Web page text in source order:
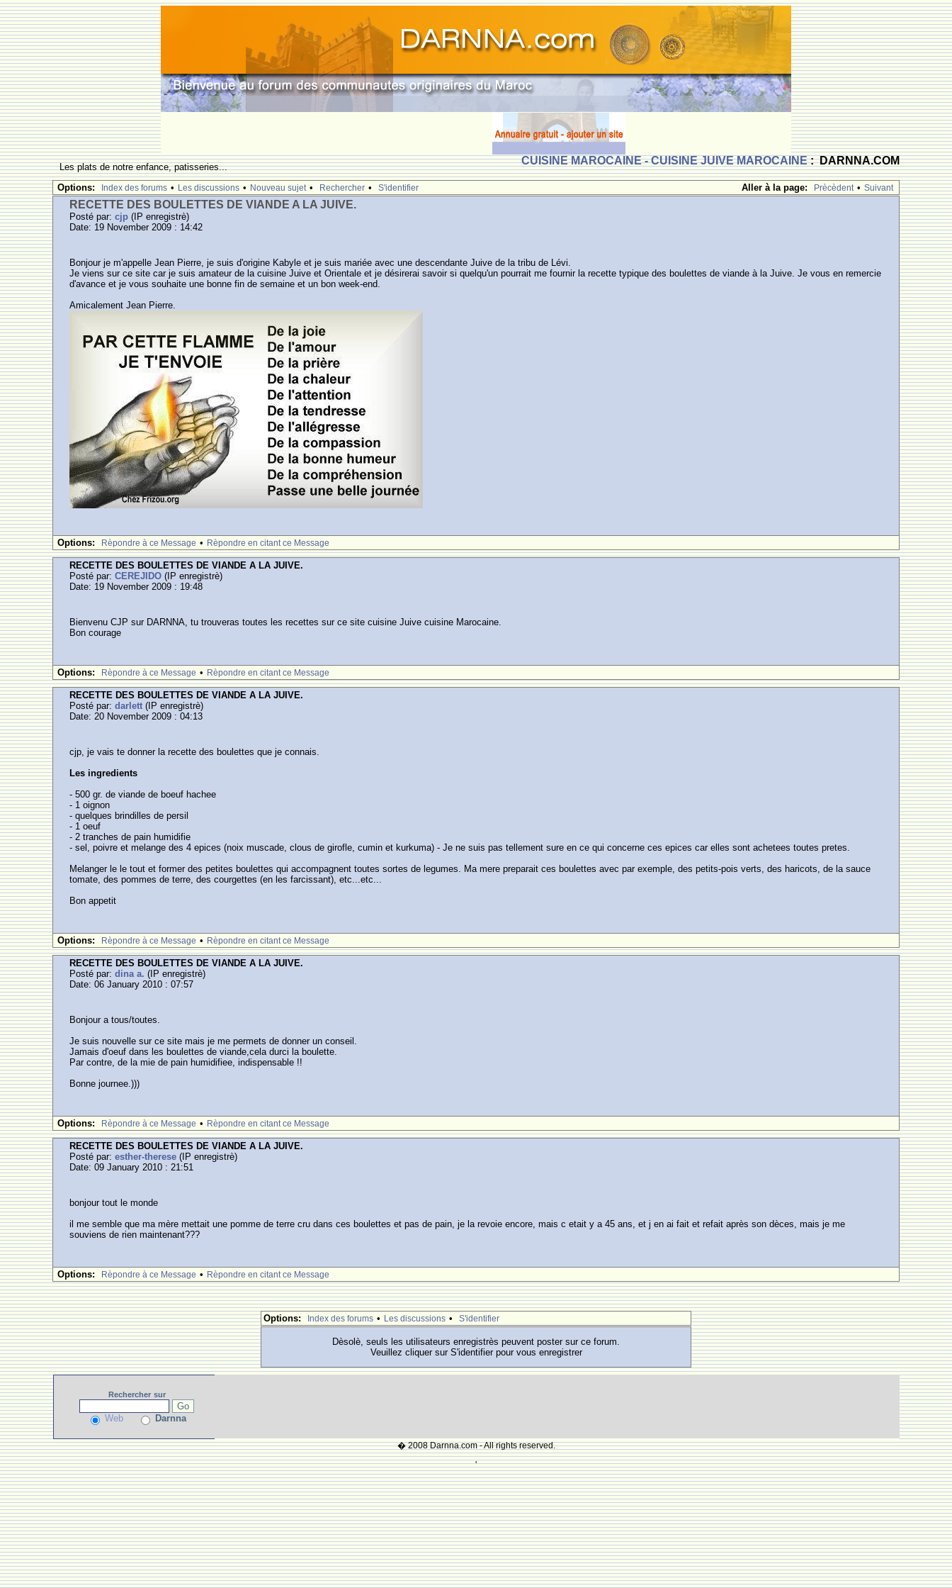
CUISINE MAROCAINE - CUISINE JUIVE MAROCAINE: DARNNA.COM
Les plats de notre enfance, patisseries...
Aller à la page:
Prècèdent • Suivant
Options: Index des forums • Les discussions • Nouveau sujet • Rechercher • S'identifier
RECETTE DES BOULETTES DE VIANDE A LA JUIVE.
Posté par:cjp (IP enregistrè)
Date: 19 November 2009 : 14:42
Bonjour je m'appelle Jean Pierre, je suis d'origine Kabyle et je suis mariée avec une descendante Juive de la tribu de Lévi.
Je viens sur ce site car je suis amateur de la cuisine Juive et Orientale et je désirerai savoir si quelqu'un pourrait me fournir la recette typique des boulettes de viande à la Juive. Je vous en remercie
d'avance et je vous souhaite une bonne fin de semaine et un bon week-end.
Amicalement Jean Pierre.
Options: Rèpondre à ce Message • Rèpondre en citant ce Message
RECETTE DES BOULETTES DE VIANDE A LA JUIVE.
Posté par:CEREJIDO (IP enregistrè)
Date: 19 November 2009 : 19:48
Bienvenu CJP sur DARNNA, tu trouveras toutes les recettes sur ce site cuisine Juive cuisine Marocaine.
Bon courage
Options: Rèpondre à ce Message • Rèpondre en citant ce Message
RECETTE DES BOULETTES DE VIANDE A LA JUIVE.
Posté par:darlett (IP enregistrè)
Date: 20 November 2009 : 04:13
cjp, je vais te donner la recette des boulettes que je connais.
Les ingredients
- 500 gr. de viande de boeuf hachee
- 1 oignon
- quelques brindilles de persil
- 1 oeuf
- 2 tranches de pain humidifie
- sel, poivre et melange des 4 epices (noix muscade, clous de girofle, cumin et kurkuma) - Je ne suis pas tellement sure en ce qui concerne ces epices car elles sont achetees toutes pretes.
Melanger le le tout et former des petites boulettes qui accompagnent toutes sortes de legumes. Ma mere preparait ces boulettes avec par exemple, des petits-pois verts, des haricots, de la sauce
tomate, des pommes de terre, des courgettes (en les farcissant), etc...etc...
Bon appetit
Options: Rèpondre à ce Message • Rèpondre en citant ce Message
RECETTE DES BOULETTES DE VIANDE A LA JUIVE.
Posté par:dina a. (IP enregistrè)
Date: 06 January 2010 : 07:57
Bonjour a tous/toutes.
Je suis nouvelle sur ce site mais je me permets de donner un conseil.
Jamais d'oeuf dans les boulettes de viande,cela durci la boulette.
Par contre, de la mie de pain humidifiee, indispensable !!
Bonne journee.)))
Options: Rèpondre à ce Message • Rèpondre en citant ce Message
RECETTE DES BOULETTES DE VIANDE A LA JUIVE.
Posté par:esther-therese (IP enregistrè)
Date: 09 January 2010 : 21:51
bonjour tout le monde
il me semble que ma mère mettait une pomme de terre cru dans ces boulettes et pas de pain, je la revoie encore, mais c etait y a 45 ans, et j en ai fait et refait après son dèces, mais je me
souviens de rien maintenant???
Options: Rèpondre à ce Message • Rèpondre en citant ce Message
Options: Index des forums • Les discussions • S'identifier
Dèsolè, seuls les utilisateurs enregistrès peuvent poster sur ce forum.
Veuillez cliquer sur S'identifier pour vous enregistrer
Rechercher sur
Web Darnna
� 2008 Darnna.com - All rights reserved.
'